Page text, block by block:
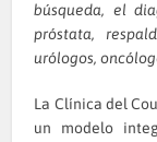
búsqueda, el
próstata,
urólogos,
La Clínica del
un modelo